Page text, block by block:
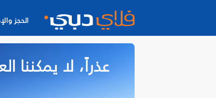
الحجز
عذراً، لا